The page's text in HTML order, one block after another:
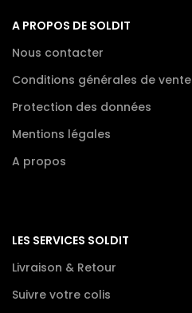
A PROPOS DE SOLDIT
Nous contacter
Conditions générales de vente
Protection des données
Mentions légales
A propos
LES SERVICES SOLDIT
Livraison & Retour
Suivre votre colis